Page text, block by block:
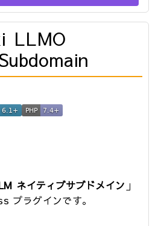
LLMO
ネイティブサブドメイン 」
プラグインです。